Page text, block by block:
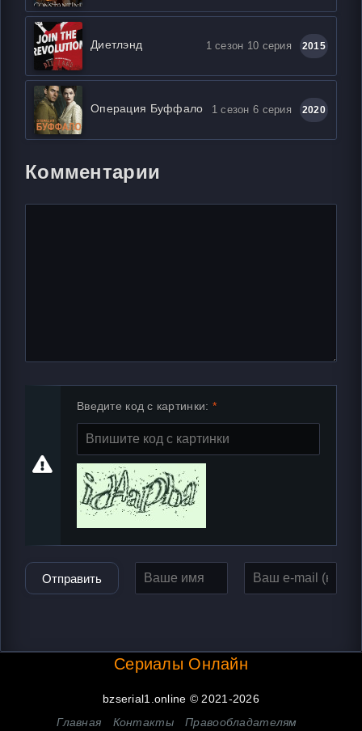
Диетлэнд 1 сезон 10 серия 2015
Операция Буффало 1 сезон 6 серия 2020
Комментарии
Введите код с картинки:
Отправить
Сериалы Онлайн
bzserial1.online © 2021-2026
Главная
Контакты Правообладателям